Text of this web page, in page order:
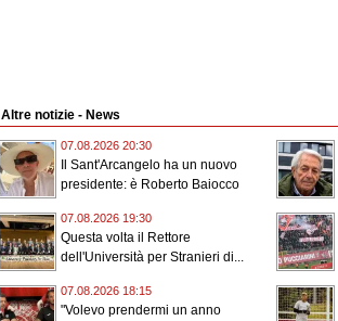
Altre notizie - News
07.08.2026 20:30
Il Sant'Arcangelo ha un nuovo
presidente: è Roberto Baiocco
07.08.2026 19:30
Questa volta il Rettore
dell'Università per Stranieri di...
07.08.2026 18:15
"Volevo prendermi un anno